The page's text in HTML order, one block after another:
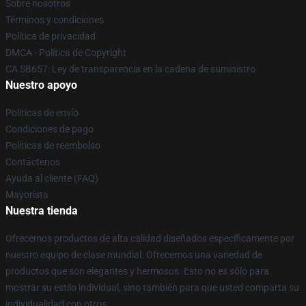
Sobre nosotros
Términos y condiciones
Política de privacidad
DMCA - Política de Copyright
CA SB657: Ley de transparencia en la cadena de suministro
Nuestro apoyo
Políticas de envío
Condiciones de pago
Políticas de reembolso
Contáctenos
Ayuda al cliente (FAQ)
Mayorista
Nuestra tienda
Ofrecemos productos de alta calidad diseñados específicamente por
nuestro equipo de clase mundial. Ofrecemos una variedad de
productos que son elegantes y hermosos. Esto no es sólo para
mostrar su estilo individual, sino también para que usted comparta su